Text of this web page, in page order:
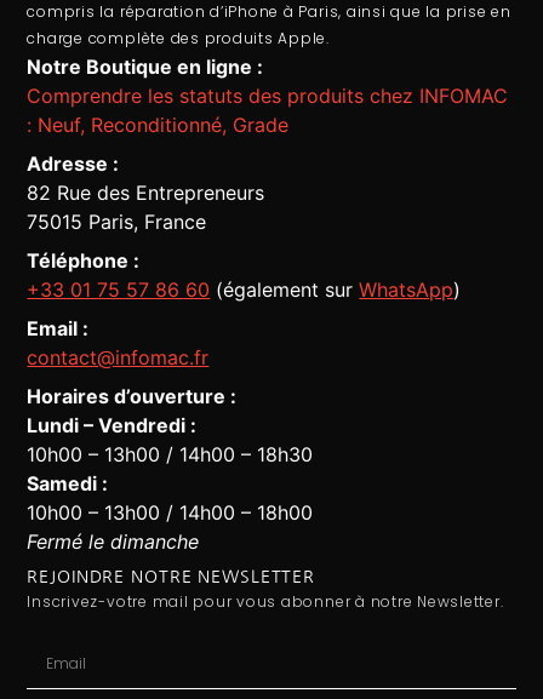
compris la réparation d’iPhone à Paris, ainsi que la prise en
charge complète des produits Apple.
Notre Boutique en ligne :
Comprendre les statuts des produits chez INFOMAC
: Neuf, Reconditionné, Grade
Adresse :
82 Rue des Entrepreneurs
75015 Paris, France
Téléphone :
+33 01 75 57 86 60 (également surWhatsApp)
Email :
contact@infomac.fr
Horaires d’ouverture :
Lundi – Vendredi :
10h00 – 13h00 / 14h00 – 18h30
Samedi :
10h00 – 13h00 / 14h00 – 18h00
Fermé le dimanche
REJOINDRE NOTRE NEWSLETTER
Inscrivez-votre mail pour vous abonner à notre Newsletter.
Assistant Infomac